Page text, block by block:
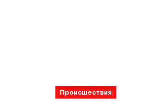
Происшествия